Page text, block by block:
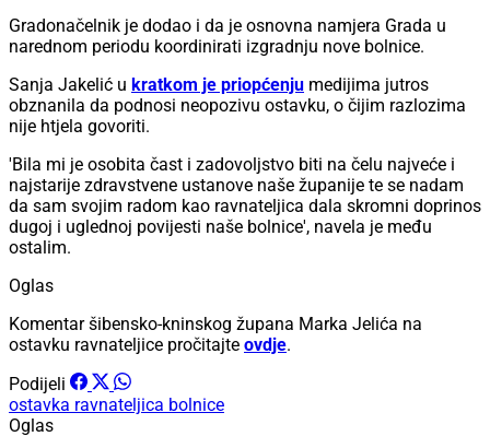
Gradonačelnik je dodao i da je osnovna namjera Grada u
narednom periodu koordinirati izgradnju nove bolnice.
Sanja Jakelić u kratkom je priopćenju medijima jutros
obznanila da podnosi neopozivu ostavku, o čijim razlozima
nije htjela govoriti.
'Bila mi je osobita čast i zadovoljstvo biti na čelu najveće i
najstarije zdravstvene ustanove naše županije te se nadam
da sam svojim radom kao ravnateljica dala skromni doprinos
dugoj i uglednoj povijesti naše bolnice', navela je među
ostalim.
Oglas
Komentar šibensko-kninskog župana Marka Jelića na
ostavku ravnateljice pročitajte ovdje.
Podijeli
ostavka ravnateljica bolnice
Oglas